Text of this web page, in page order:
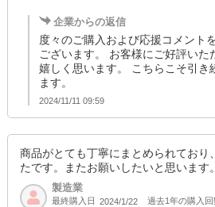
企業からの返信
度々のご購入および応援コメント
ございます。 お客様にご好評いた
嬉しく思います。 こちらこそ引き
ます。
2024/11/11 09:59
商品がとても丁寧にまとめられており
たです。またお願いしたいと思います。
製造業
最終購入日 2024/1/22 過去1年の購入回